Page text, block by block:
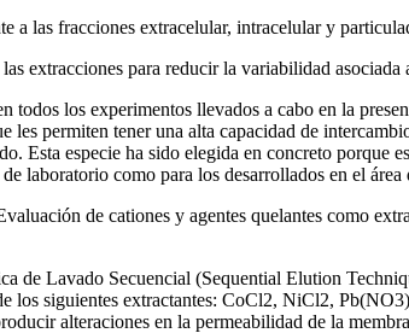
las fracciones extracelular, intracelular y
extracciones para reducir la variabilidad asociada
los experimentos llevados a cabo en la
les permiten tener una alta capacidad de
especie ha sido elegida en concreto porque
laboratorio como para los desarrollados en el
de cationes y agentes quelantes como
de Lavado Secuencial (Sequential Elution
los siguientes extractantes: CoCl2, NiCl2,
alteraciones en la permeabilidad de la